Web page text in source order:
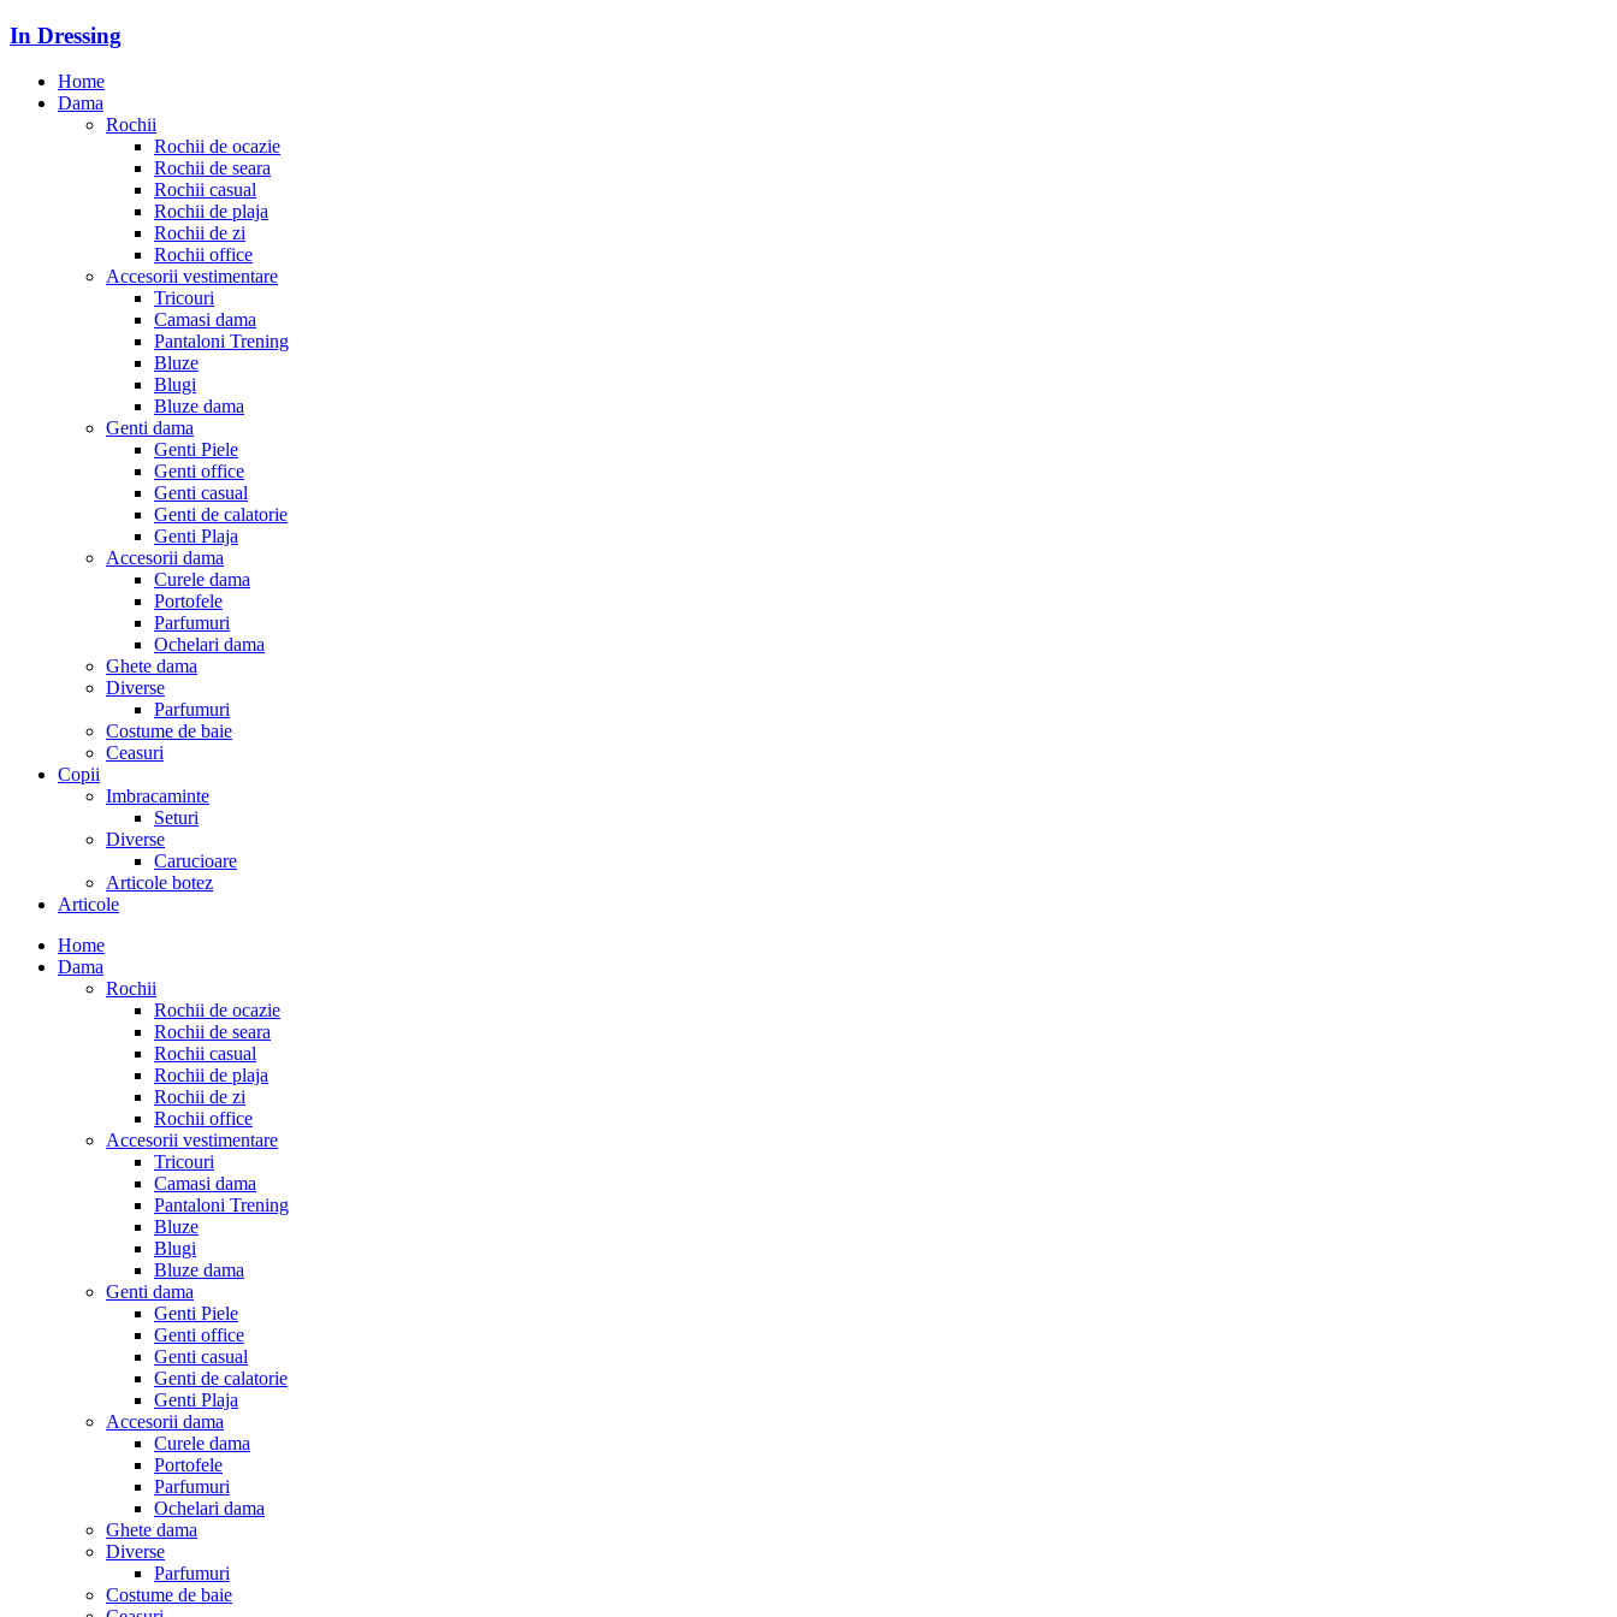
In Dressing
Home
Dama
Rochii
Rochii de ocazie
Rochii de seara
Rochii casual
Rochii de plaja
Rochii de zi
Rochii office
Accesorii vestimentare
Tricouri
Camasi dama
Pantaloni Trening
Bluze
Blugi
Bluze dama
Genti dama
Genti Piele
Genti office
Genti casual
Genti de calatorie
Genti Plaja
Accesorii dama
Curele dama
Portofele
Parfumuri
Ochelari dama
Ghete dama
Diverse
Parfumuri
Costume de baie
Ceasuri
Copii
Imbracaminte
Seturi
Diverse
Carucioare
Articole botez
Articole
Home
Dama
Rochii
Rochii de ocazie
Rochii de seara
Rochii casual
Rochii de plaja
Rochii de zi
Rochii office
Accesorii vestimentare
Tricouri
Camasi dama
Pantaloni Trening
Bluze
Blugi
Bluze dama
Genti dama
Genti Piele
Genti office
Genti casual
Genti de calatorie
Genti Plaja
Accesorii dama
Curele dama
Portofele
Parfumuri
Ochelari dama
Ghete dama
Diverse
Parfumuri
Costume de baie